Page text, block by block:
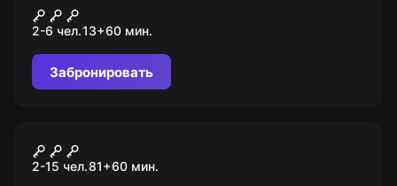
Майнкрафт
2-6 чел.13+60 мин.
Забронировать
Супершпионы
2-15 чел.81+60 мин.